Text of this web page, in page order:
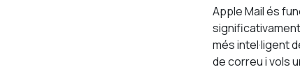
Apple Mail és
més intel·ligent
de correu i vols